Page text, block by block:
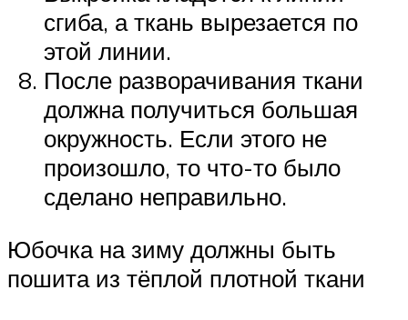
сгиба, а ткань вырезается по
этой линии.
После разворачивания ткани
должна получиться большая
окружность. Если этого не
произошло, то что-то было
сделано неправильно.
Юбочка на зиму должны быть
пошита из тёплой плотной ткани